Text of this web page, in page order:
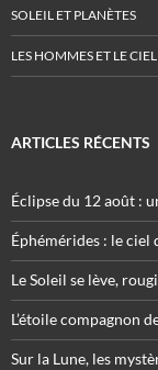
SOLEIL ET PLANÈTES
LES HOMMES ET LE CIEL
ARTICLES RÉCENTS
Éclipse du 12 août :
Éphémérides : le ciel
Le Soleil se lève,
L’étoile compagnon
Sur la Lune, les